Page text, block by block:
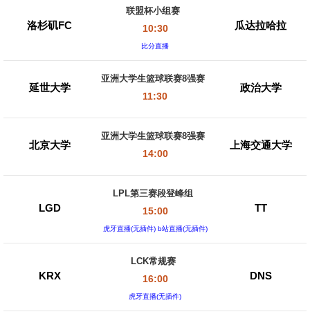
洛杉矶FC
联盟杯小组赛
10:30
比分直播
瓜达拉哈拉
延世大学
亚洲大学生篮球联赛8强赛
11:30
政治大学
北京大学
亚洲大学生篮球联赛8强赛
14:00
上海交通大学
LGD
LPL第三赛段登峰组
15:00
虎牙直播(无插件) b站直播(无插件)
TT
KRX
LCK常规赛
16:00
虎牙直播(无插件)
DNS